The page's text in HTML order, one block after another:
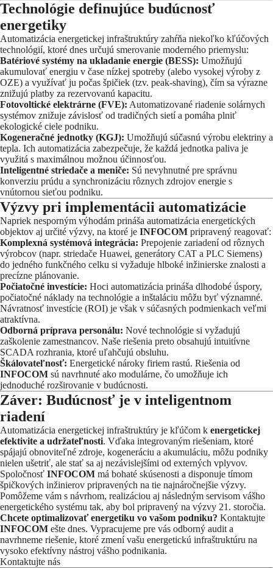
Technológie definujúce budúcnosť
energetiky
Automatizácia energetickej infraštruktúry zahŕňa niekoľko kľúčových
technológií, ktoré dnes určujú smerovanie moderného priemyslu:
Batériové systémy na ukladanie energie (BESS): Umožňujú
akumulovať energiu v čase nízkej spotreby (alebo vysokej výroby z
OZE) a využívať ju počas špičiek (tzv. peak-shaving), čím sa výrazne
znižujú platby za rezervovanú kapacitu.
Fotovoltické elektrárne (FVE): Automatizované riadenie solárnych
systémov znižuje závislosť od tradičných sietí a pomáha plniť
ekologické ciele podniku.
Kogeneračné jednotky (KGJ): Umožňujú súčasnú výrobu elektriny a
tepla. Ich automatizácia zabezpečuje, že každá jednotka paliva je
využitá s maximálnou možnou účinnosťou.
Inteligentné striedače a meniče: Sú nevyhnutné pre správnu
konverziu prúdu a synchronizáciu rôznych zdrojov energie s
vnútornou sieťou podniku.
Výzvy pri implementácii automatizácie
Napriek nesporným výhodám prináša automatizácia energetických
objektov aj určité výzvy, na ktoré je INFOCOM pripravený reagovať:
Komplexná systémová integrácia: Prepojenie zariadení od rôznych
výrobcov (napr. striedače Huawei, generátory CAT a PLC Siemens)
do jedného funkčného celku si vyžaduje hlboké inžinierske znalosti a
precízne plánovanie.
Počiatočné investície: Hoci automatizácia prináša dlhodobé úspory,
počiatočné náklady na technológie a inštaláciu môžu byť významné.
Návratnosť investície (ROI) je však v súčasných podmienkach veľmi
atraktívna.
Odborná príprava personálu: Nové technológie si vyžadujú
zaškolenie zamestnancov. Naše riešenia preto obsahujú intuitívne
SCADA rozhrania, ktoré uľahčujú obsluhu.
Škálovateľnosť: Energetické nároky firiem rastú. Riešenia od
INFOCOM sú navrhnuté ako modulárne, čo umožňuje ich
jednoduché rozširovanie v budúcnosti.
Záver: Budúcnosť je v inteligentnom
riadení
Automatizácia energetickej infraštruktúry je kľúčom k energetickej
efektivite a udržateľnosti. Vďaka integrovaným riešeniam, ktoré
spájajú obnoviteľné zdroje, kogeneráciu a akumuláciu, môžu podniky
nielen ušetriť, ale stať sa aj nezávislejšími od externých vplyvov.
Spoločnosť INFOCOM má bohaté skúsenosti a disponuje tímom
špičkových inžinierov pripravených na tie najnáročnejšie výzvy.
Pomôžeme vám s návrhom, realizáciou aj následným servisom vášho
energetického systému tak, aby bol pripravený na výzvy 21. storočia.
Chcete optimalizovať energetiku vo vašom podniku? Kontaktujte
INFOCOM ešte dnes. Vypracujeme pre vás odborný audit a
navrhneme riešenie, ktoré zmení vašu energetickú infraštruktúru na
vysoko efektívny nástroj vášho podnikania.
Kontaktujte nás